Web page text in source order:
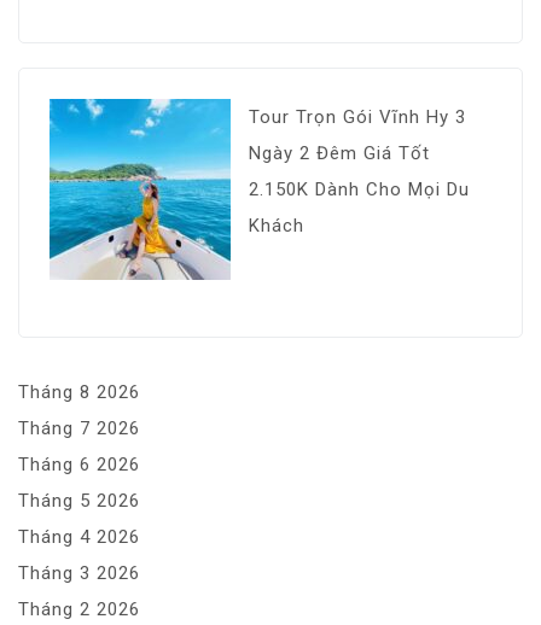
Tour Trọn Gói Vĩnh Hy 3
Ngày 2 Đêm Giá Tốt
2.150K Dành Cho Mọi Du
Khách
Tháng 8 2026
Tháng 7 2026
Tháng 6 2026
Tháng 5 2026
Tháng 4 2026
Tháng 3 2026
Tháng 2 2026